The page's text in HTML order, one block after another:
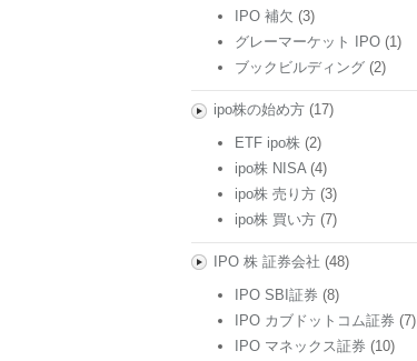
IPO 補欠 (3)
グレーマーケット IPO (1)
ブックビルディング (2)
ipo株の始め方(17)
ETF ipo株 (2)
ipo株 NISA (4)
ipo株 売り方 (3)
ipo株 買い方 (7)
IPO 株 証券会社 (48)
IPO SBI証券 (8)
IPO カブドットコム証券 (7)
IPO マネックス証券 (10)